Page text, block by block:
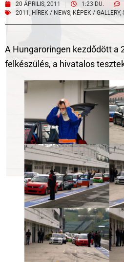
20 ÁPRILIS, 2011 1:23 DU.
2011 , HÍREK / NEWS, KÉPEK / GALLERY,
A Hungaroringen kezdődött a
felkészülés, a hivatalos